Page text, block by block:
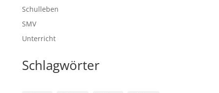
Schulleben
SMV
Unterricht
Schlagwörter